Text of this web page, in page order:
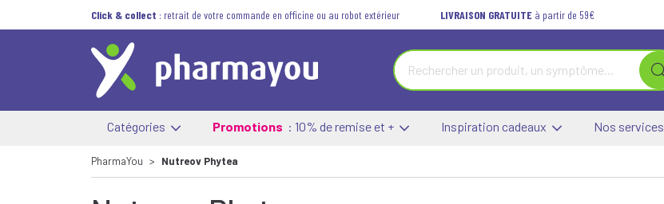
Click & collect : retrait de votre commande en officine ou au robot extérieur LIVRAISON GRATUITE à partir de 59€
Catégories Promotions : 10% de remise et + Inspiration cadeaux Nos services
PharmaYou Nutreov Phytea